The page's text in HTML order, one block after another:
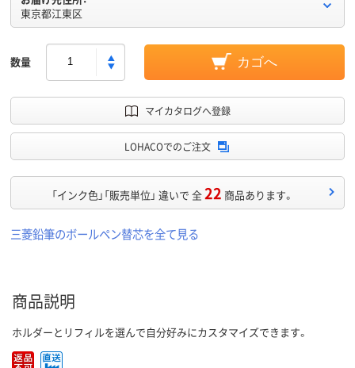
東京都江東区
数量 カゴへ
マイカタログへ登録
LOHACOでのご注文
「インク色」「販売単位」 違いで 全22 商品あります。
三菱鉛筆のボールペン替芯を全て見る
商品説明
ホルダーとリフィルを選んで自分好みにカスタマイズできます。